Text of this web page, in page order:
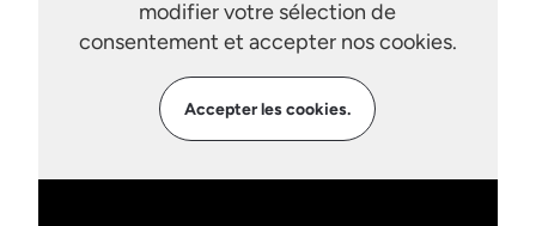
modifier votre sélection de
consentement et accepter nos cookies.
Accepter les cookies.